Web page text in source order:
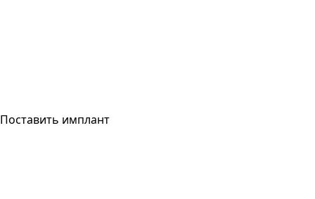
Поставить имплант